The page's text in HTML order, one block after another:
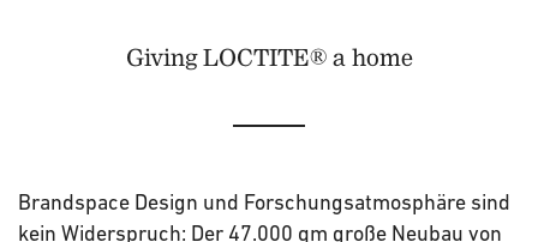
Giving LOCTITE® a home
Brandspace Design und Forschungsatmosphäre sind
kein Widerspruch: Der 47.000 qm große Neubau von